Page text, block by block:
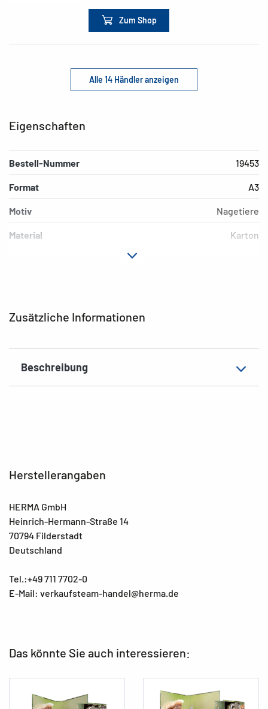
Zum Shop
Alle 14 Händler anzeigen
Zusätzliche Informationen
Beschreibung
Eigenschaften
Bestell-Nummer 19453
Format A3
Motiv Nagetiere
Material Karton
Herstellerangaben
HERMA GmbH
Heinrich-Hermann-Straße 14
70794 Filderstadt
Deutschland
Tel.:+49 711 7702-0
E-Mail: verkaufsteam-handel@herma.de
Das könnte Sie auch interessieren: